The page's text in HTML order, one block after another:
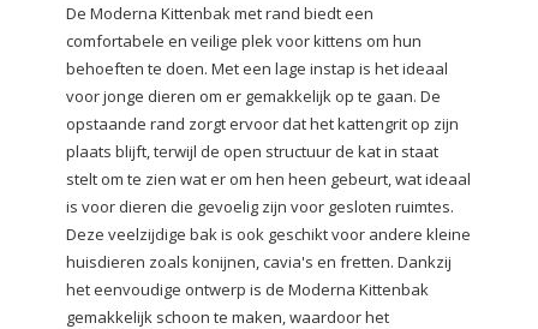
De Moderna Kittenbak met rand biedt een
comfortabele en veilige plek voor kittens om hun
behoeften te doen. Met een lage instap is het ideaal
voor jonge dieren om er gemakkelijk op te gaan. De
opstaande rand zorgt ervoor dat het kattengrit op zijn
plaats blijft, terwijl de open structuur de kat in staat
stelt om te zien wat er om hen heen gebeurt, wat ideaal
is voor dieren die gevoelig zijn voor gesloten ruimtes.
Deze veelzijdige bak is ook geschikt voor andere kleine
huisdieren zoals konijnen, cavia's en fretten. Dankzij
het eenvoudige ontwerp is de Moderna Kittenbak
gemakkelijk schoon te maken, waardoor het